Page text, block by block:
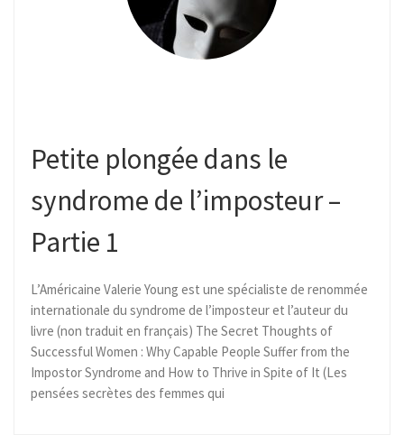
Petite plongée dans le
syndrome de l’imposteur –
Partie 1
L’Américaine Valerie Young est une spécialiste de renommée
internationale du syndrome de l’imposteur et l’auteur du
livre (non traduit en français) The Secret Thoughts of
Successful Women : Why Capable People Suffer from the
Impostor Syndrome and How to Thrive in Spite of It (Les
pensées secrètes des femmes qui